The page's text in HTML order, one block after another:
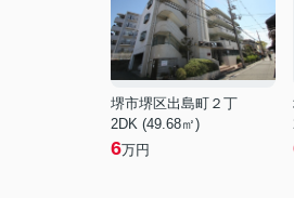
堺市堺区出島町２丁
2DK (49.68㎡)
6万円